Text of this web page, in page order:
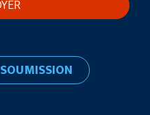
SOUMISSION